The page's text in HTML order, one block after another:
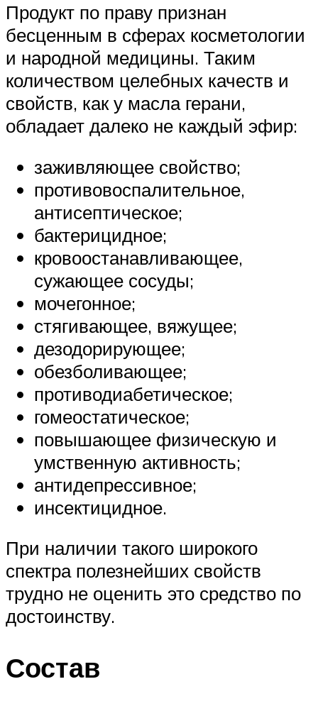
Продукт по праву признан
бесценным в сферах косметологии
и народной медицины. Таким
количеством целебных качеств и
свойств, как у масла герани,
обладает далеко не каждый эфир:
заживляющее свойство;
противовоспалительное,
антисептическое;
бактерицидное;
кровоостанавливающее,
сужающее сосуды;
мочегонное;
стягивающее, вяжущее;
дезодорирующее;
обезболивающее;
противодиабетическое;
гомеостатическое;
повышающее физическую и
умственную активность;
антидепрессивное;
инсектицидное.
При наличии такого широкого
спектра полезнейших свойств
трудно не оценить это средство по
достоинству.
Состав